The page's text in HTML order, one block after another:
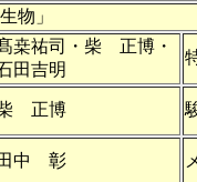
物」
桒祐司・柴 正博・
田吉明
正博
中 彰